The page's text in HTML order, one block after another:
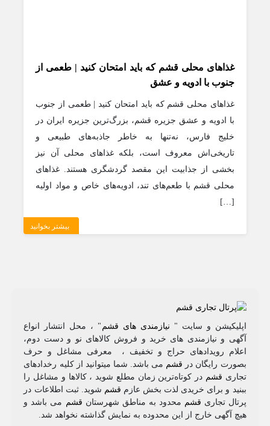
غذاهای محلی قشم که باید امتحان کنید | طعمی از
جنوب با ادویه و عشق
غذاهای محلی قشم که باید امتحان کنید | طعمی از جنوب
با ادویه و عشق جزیره قشم، بزرگ‌ترین جزیره ایران در
خلیج فارس، نه‌تنها به خاطر جاذبه‌های طبیعی و
تاریخی‌اش معروف است، بلکه غذاهای محلی آن نیز
بخشی از جذابیت این مقصد گردشگری هستند. غذاهای
محلی قشم با طعم‌های تند، ادویه‌های خاص و مواد اولیه
[…]
بیشتر بخوانید
اپلیکیشن و سایت " نیازمندی های قشم " ، محل انتشار انواع
آگهی و نیازمندی های خرید و فروش کالاهای نو و دست‌ دوم،
اعلام رویدادهای حراج و تخفیف ، معرفی مشاغل و حرف
بصورت رایگان در قشم می باشد. شما میتوانید از کلیه رخدادهای
تجاری قشم در کوتاه‌ترین زمان مطلع شوید ، کالاها و مشاغل را
ببنید و برای خریدی لذت بخش عازم قشم شوید. ثبت اطلاعات در
پرتال تجاری قشم محدود به مناطق شهرستان قشم می باشد و
هیچ آگهی خارج از این محدوده به نمایش گذاشته نخواهد شد.